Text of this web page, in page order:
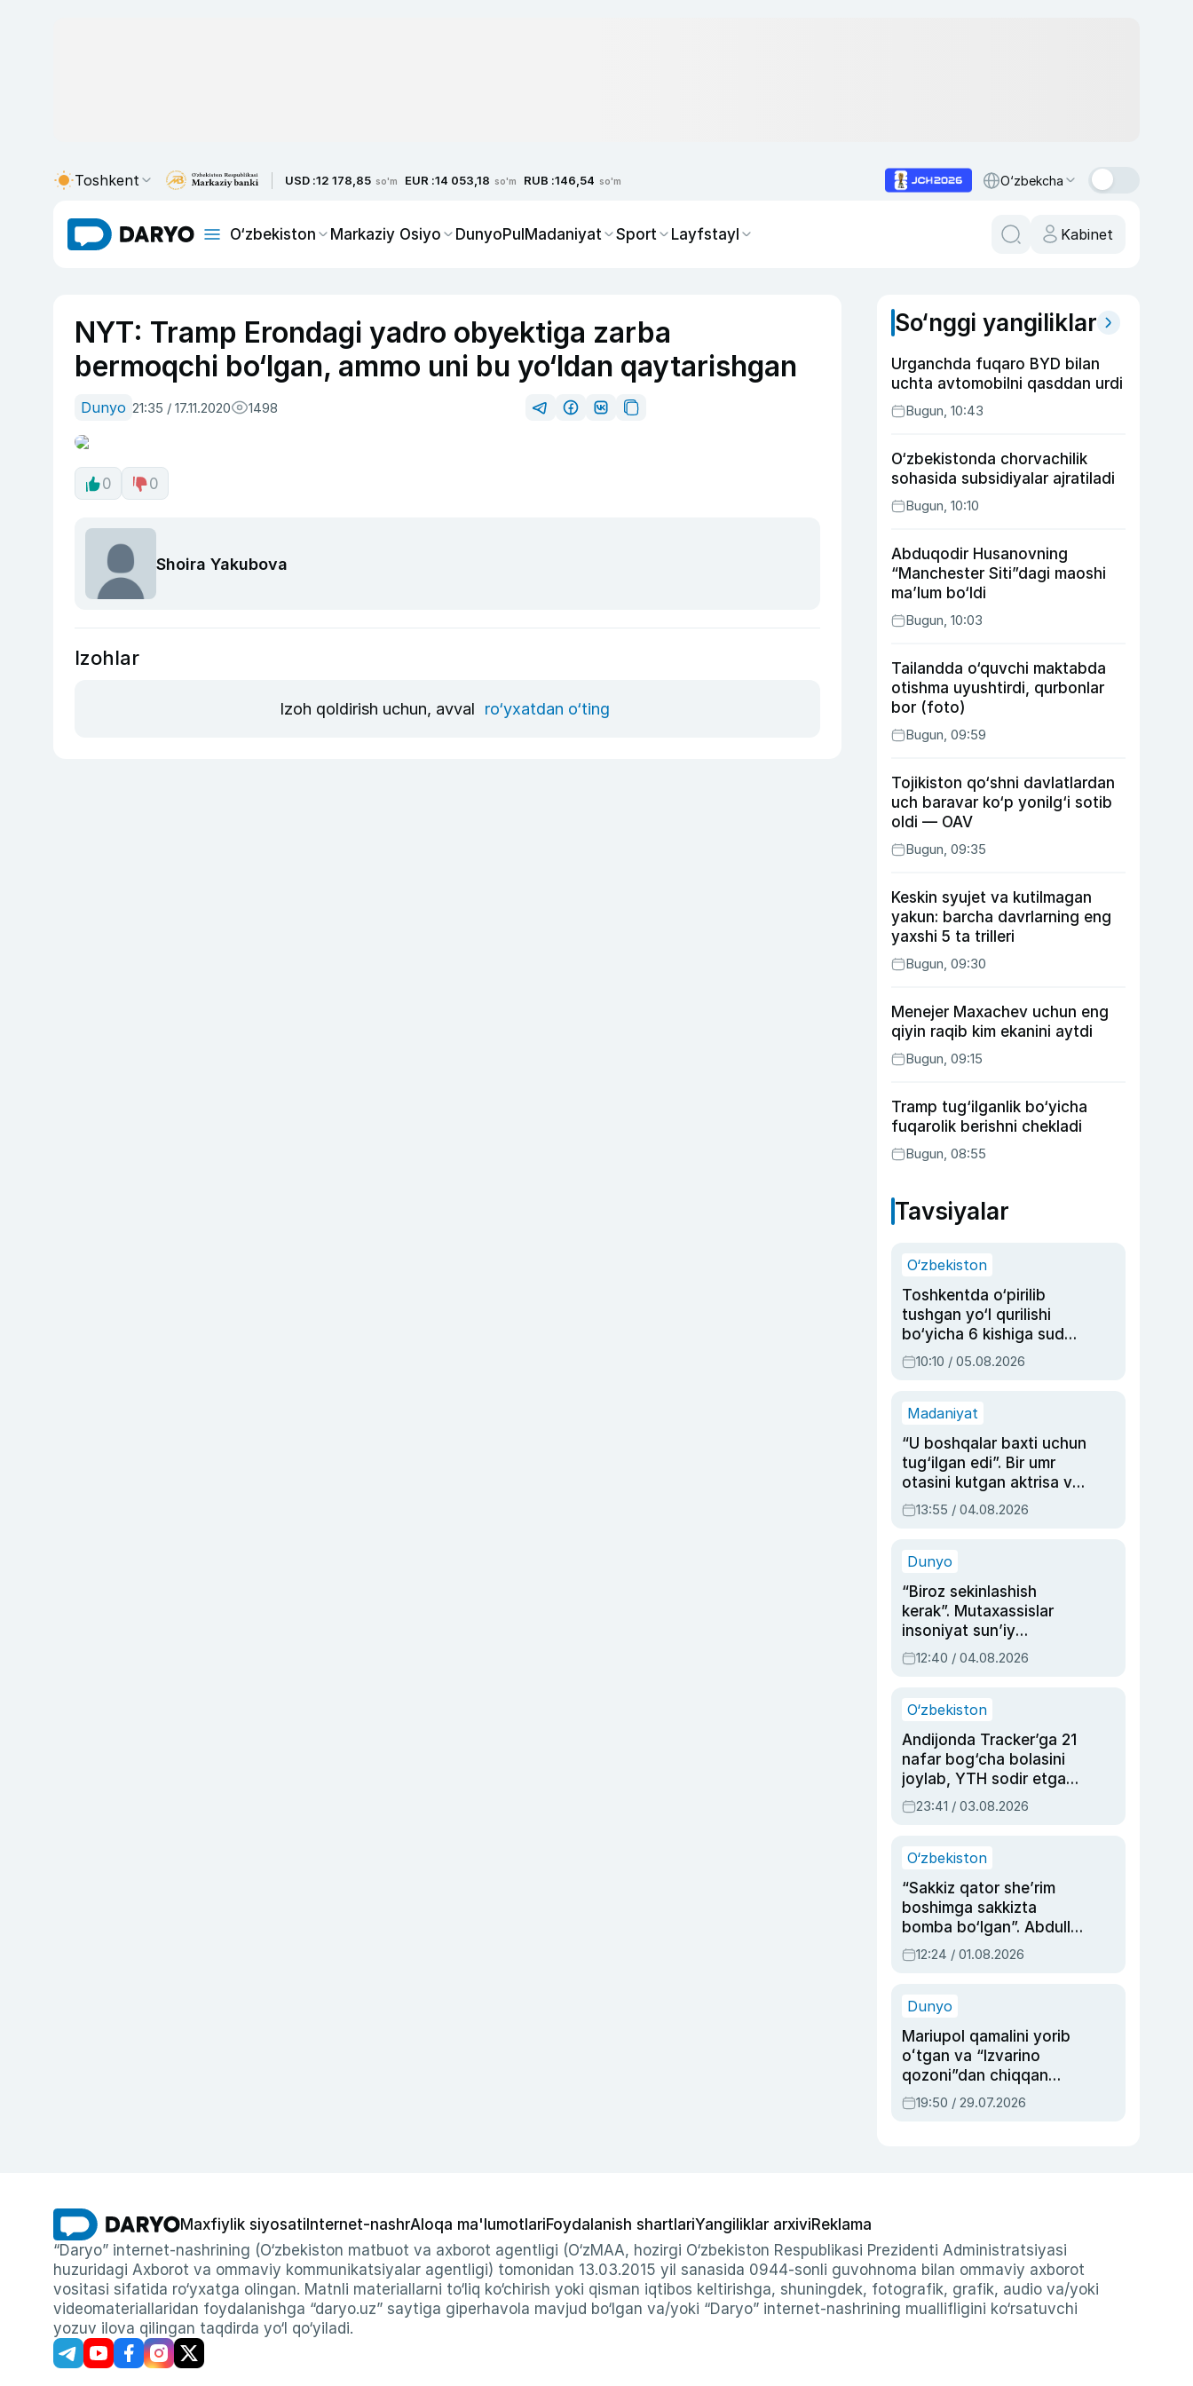
Toshkent USD :12 178,85 so'm EUR :14 053,18 so'm RUB :146,54 so'm O‘zbekcha
O‘zbekiston Markaziy Osiyo DunyoPulMadaniyat Sport Layfstayl Kabinet
NYT: Tramp Erondagi yadro obyektiga zarba
bermoqchi bo‘lgan, ammo uni bu yo‘ldan qaytarishgan
Dunyo 21:35 / 17.11.2020 1498
0 0
Shoira Yakubova
Izohlar
Izoh qoldirish uchun, avval ro‘yxatdan o‘ting
So‘nggi yangiliklar
Urganchda fuqaro BYD bilan
uchta avtomobilni qasddan urdi
Bugun, 10:43
O‘zbekistonda chorvachilik
sohasida subsidiyalar ajratiladi
Bugun, 10:10
Abduqodir Husanovning
“Manchester Siti”dagi maoshi
ma’lum bo‘ldi
Bugun, 10:03
Tailandda o‘quvchi maktabda
otishma uyushtirdi, qurbonlar
bor (foto)
Bugun, 09:59
Tojikiston qo‘shni davlatlardan
uch baravar ko‘p yonilg‘i sotib
oldi — OAV
Bugun, 09:35
Keskin syujet va kutilmagan
yakun: barcha davrlarning eng
yaxshi 5 ta trilleri
Bugun, 09:30
Menejer Maxachev uchun eng
qiyin raqib kim ekanini aytdi
Bugun, 09:15
Tramp tug‘ilganlik bo‘yicha
fuqarolik berishni chekladi
Bugun, 08:55
Tavsiyalar
O‘zbekiston
Toshkentda o‘pirilib
tushgan yo‘l qurilishi
bo‘yicha 6 kishiga sud
hukmi o‘qildi
10:10 / 05.08.2026
Madaniyat
“U boshqalar baxti uchun
tug‘ilgan edi”. Bir umr
otasini kutgan aktrisa va
dublyaj ustasi Rimma
Ahmedovaning
13:55 / 04.08.2026
Dunyo
“Biroz sekinlashish
kerak”. Mutaxassislar
insoniyat sun’iy
intellektni boshqara
olmay qolishidan xavotir
12:40 / 04.08.2026
O‘zbekiston
Andijonda Tracker’ga 21
nafar bog‘cha bolasini
joylab, YTH sodir etgan
ayolga sud hukmi o‘qildi
23:41 / 03.08.2026
O‘zbekiston
“Sakkiz qator she’rim
boshimga sakkizta
bomba bo‘lgan”. Abdulla
Oripovni siyosiy
ayblovlardan asrab
12:24 / 01.08.2026
Dunyo
Mariupol qamalini yorib
oʻtgan va “Izvarino
qozoni”dan chiqqan
qahramon — Ukraina
armiyasi bosh
19:50 / 29.07.2026
Maxfiylik siyosati Internet-nashrAloqa ma'lumotlariFoydalanish shartlariYangiliklar arxiviReklama
“Daryo” internet-nashrining (O‘zbekiston matbuot va axborot agentligi (O‘zMAA, hozirgi O‘zbekiston Respublikasi Prezidenti Administratsiyasi
huzuridagi Axborot va ommaviy kommunikatsiyalar agentligi) tomonidan 13.03.2015 yil sanasida 0944-sonli guvohnoma bilan ommaviy axborot
vositasi sifatida ro‘yxatga olingan. Matnli materiallarni to‘liq ko‘chirish yoki qisman iqtibos keltirishga, shuningdek, fotografik, grafik, audio va/yoki
videomateriallaridan foydalanishga “daryo.uz” saytiga giperhavola mavjud bo‘lgan va/yoki “Daryo” internet-nashrining muallifligini ko‘rsatuvchi
yozuv ilova qilingan taqdirda yo‘l qo‘yiladi.